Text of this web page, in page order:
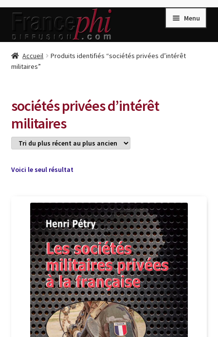
Aller
la
Aller
contenu
Menu
Accueil
Accueil
Compte
Conditions de Vente
Connection
Livres de Philippe Randa
Login Customizer
Newsletter
Nous Contacter
Panier
Politique de confidentialité et cookies
Qui sommes-nous ?
Accueil
Produits identifiés “sociétés privées d’intérêt
militaires”
sociétés privées d’intérêt
militaires
Voici le seul résultat